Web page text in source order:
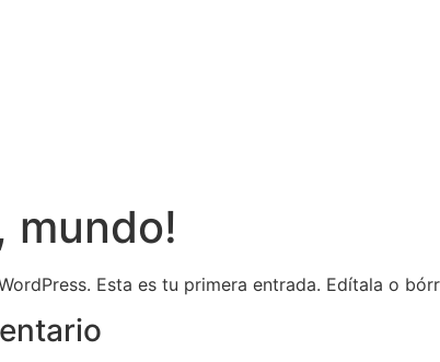
mundo!
Esta es tu primera entrada. Edítala o